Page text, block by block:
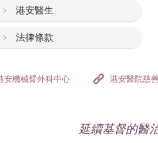
港安醫生
法律條款
安機械臂外科中心 港安醫院慈
延續基督的醫